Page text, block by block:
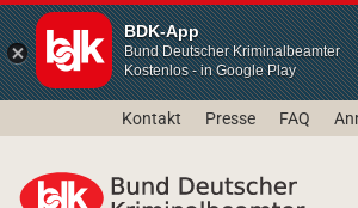
BDK-App
Bund Deutscher Kriminalbeamter
Kostenlos - in Google Play
Kontakt Presse FAQ